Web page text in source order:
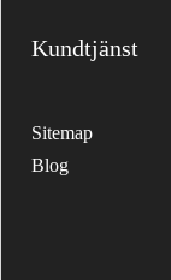
Kundtjänst
Sitemap
Blog